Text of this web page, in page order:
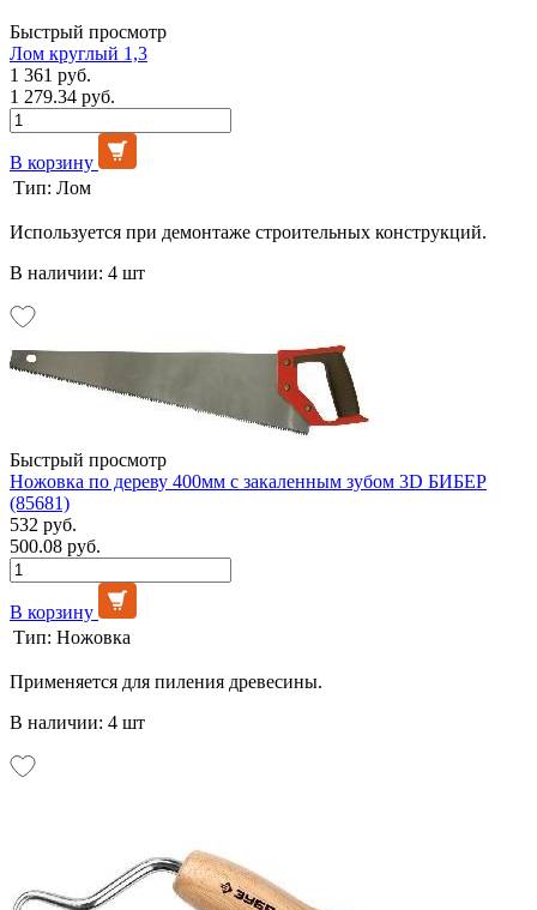
Быстрый просмотр
Лом круглый 1,3
1 361 руб.
1 279.34 руб.
В корзину
Тип: Лом
Используется при демонтаже строительных конструкций.
В наличии: 4 шт
Быстрый просмотр
Ножовка по дереву 400мм с закаленным зубом 3D БИБЕР
(85681)
532 руб.
500.08 руб.
В корзину
Тип: Ножовка
Применяется для пиления древесины.
В наличии: 4 шт